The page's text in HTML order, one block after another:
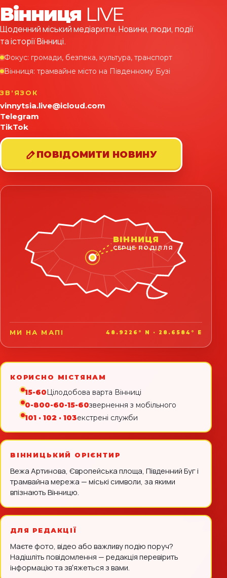
Вінниця LIVE
Щоденний міський медіаритм. Новини, люди, події
та історії Вінниці.
Фокус: громади, безпека, культура, транспорт
Вінниця: трамвайне місто на Південному Бузі
ЗВʼЯЗОК
vinnytsia.live@icloud.com
Telegram
TikTok
ПОВІДОМИТИ НОВИНУ
ВІННИЦЯ
СЕРЦЕ ПОДІЛЛЯ
МИ НА МАПІ 48.9226° N · 28.6584° E
КОРИСНО МІСТЯНАМ
15-60 Цілодобова варта Вінниці
0-800-60-15-60звернення з мобільного
101 · 102 · 103екстрені служби
ВІННИЦЬКИЙ ОРІЄНТИР
Вежа Артинова, Європейська площа, Південний Буг і
трамвайна мережа — міські символи, за якими
впізнають Вінницю.
ДЛЯ РЕДАКЦІЇ
Маєте фото, відео або важливу подію поруч?
Надішліть повідомлення — редакція перевірить
інформацію та звʼяжеться з вами.